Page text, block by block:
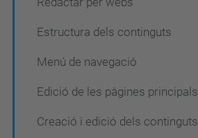
Estructura dels continguts
Menú de navegació
Edició de les pàgines principals
Creació i edició dels continguts